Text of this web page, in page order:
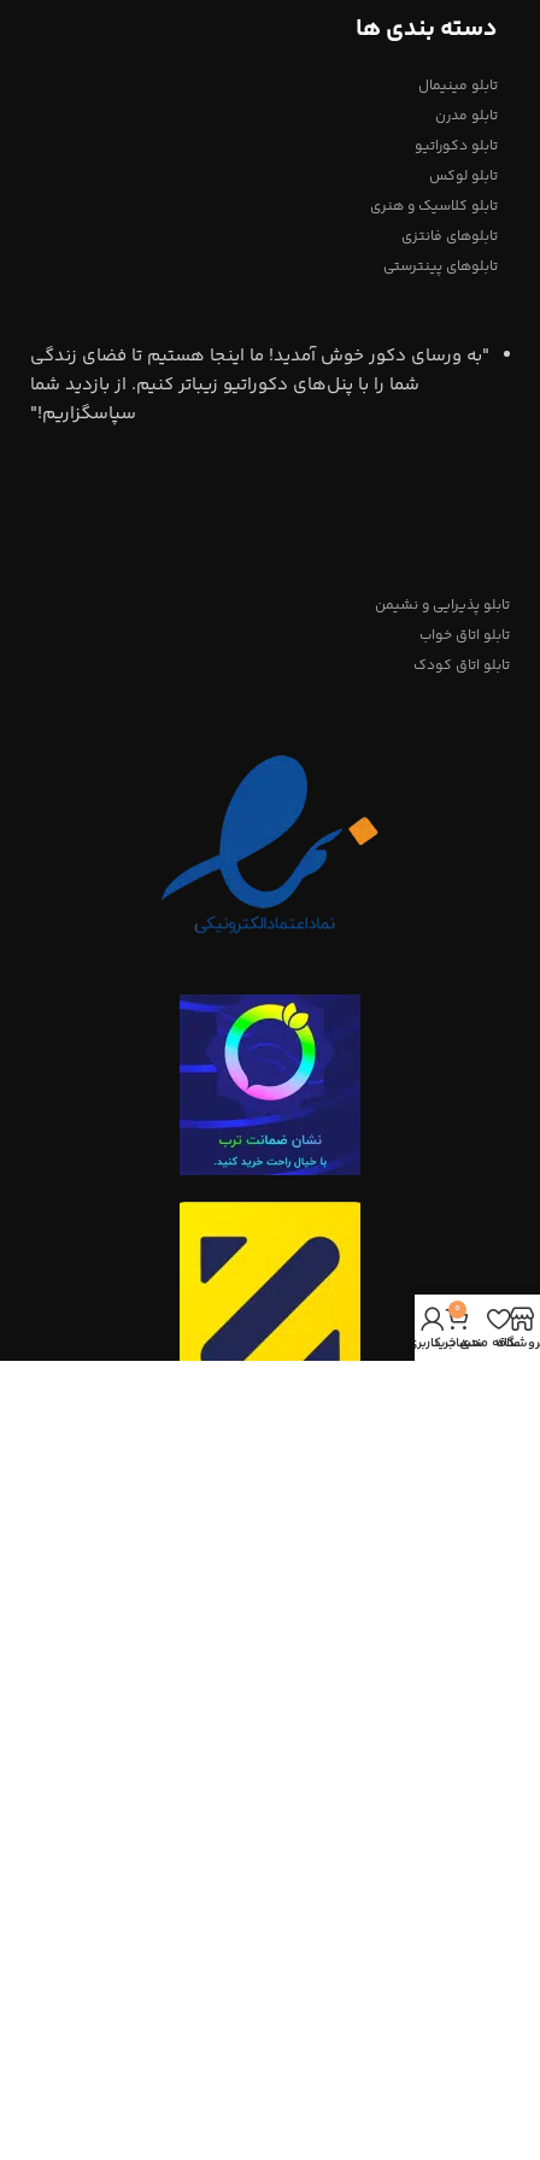
دسته بندی ها
تابلو مینیمال
تابلو مدرن
تابلو دکوراتیو
تابلو لوکس
تابلو کلاسیک و هنری
تابلوهای فانتزی
تابلوهای پینترستی
"به ورسای دکور خوش آمدید! ما اینجا هستیم تا فضای زندگی
شما را با پنل‌های دکوراتیو زیباتر کنیم. از بازدید شما
سپاسگزاریم!"
تابلو پذیرایی و نشیمن
تابلو اتاق خواب
تابلو اتاق کودک
علاقه مندی
0
سبد خرید
حساب کاربری من